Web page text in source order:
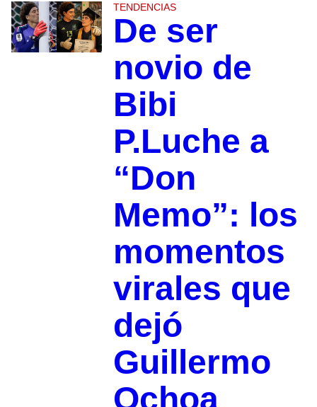
TENDENCIAS
De ser
novio de
Bibi
P.Luche a
“Don
Memo”: los
momentos
virales que
dejó
Guillermo
Ochoa